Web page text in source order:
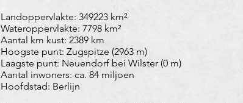
Landoppervlakte: 349223 km²
Wateroppervlakte: 7798 km²
Aantal km kust: 2389 km
Hoogste punt: Zugspitze (2963 m)
Laagste punt: Neuendorf bei Wilster (0 m)
Aantal inwoners: ca. 84 miljoen
Hoofdstad: Berlijn